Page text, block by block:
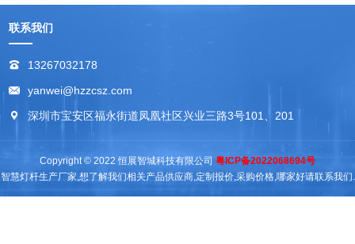
联系我们
13267032178
yanwei@hzzcsz.com
深圳市宝安区福永街道凤凰社区兴业三路3号101、201
Copyright © 2022 恒展智城科技有限公司 粤ICP备2022068694号
智慧灯杆生产厂家,想了解我们相关产品供应商,定制报价,采购价格,哪家好请联系我们.